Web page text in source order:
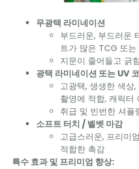
무광택 라미네이션
부드러운, 부드러운
트가 많은 TCG 또
지문이 줄어들고 긁
광택 라미네이션 또는 UV
고광택, 생생한 색상
촬영에 적합, 캐릭터
취급 및 빈번한 셔플
소프트 터치 / 벨벳 마감
고급스러운, 프리미
적합한 촉감
특수 효과 및 프리미엄 향상: